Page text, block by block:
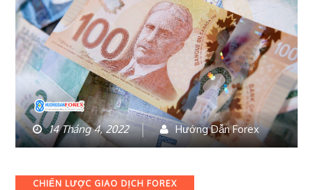
14 Tháng 4, 2022 Hướng Dẫn Forex
Categories
CHIẾN LƯỢC GIAO DỊCH FOREX